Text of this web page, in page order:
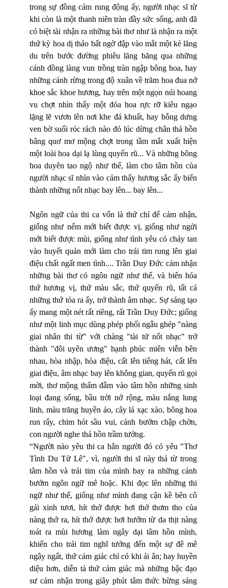
trong sự đồng cảm rung động ấy, người nhạc sĩ từ
khi còn là một thanh niên tràn đầy sức sống, anh đã
có biệt tài nhận ra những bài thơ như là nhận ra một
thứ kỳ hoa dị thảo bất ngờ đập vào mắt một kẻ lãng
du trên bước đường phiêu lãng băng qua những
cánh đồng làng vun trồng tràn ngập bông hoa, hay
những cánh rừng trong độ xuân về trăm hoa đua nở
khoe sắc khoe hương, hay trên một ngọn núi hoang
vu chợt nhìn thấy một đóa hoa rực rỡ kiêu ngạo
lặng lẽ vươn lên nơi khe đá khuất, hay bỗng dưng
ven bờ suối róc rách nào đó lúc dừng chân thả hồn
bâng quơ mơ mộng chợt trong tầm mắt xuất hiện
một loài hoa dại lạ lùng quyến rũ... Và những bông
hoa duyên tao ngộ như thế, làm cho tâm hồn của
người nhạc sĩ nhìn vào cảm thấy hương sắc ấy biến
thành những nốt nhạc bay lên... bay lên...
Ngôn ngữ của thi ca vốn là thứ chỉ để cảm nhận,
giống như nếm mới biết được vị, giống như ngửi
mới biết được mùi, giống như tình yêu có chảy tan
vào huyết quản mới làm cho trái tim rung lên giai
điệu chất ngất men tình.... Trần Duy Đức cảm nhận
những bài thơ có ngôn ngữ như thế, và biến hóa
thứ hương vị, thứ màu sắc, thứ quyến rũ, tất cả
những thứ tỏa ra ấy, trở thành âm nhạc. Sự sáng tạo
ấy mang một nét rất riêng, rất Trần Duy Đức; giống
như một linh mục dùng phép phối ngẫu ghép "nàng
giai nhân thi từ" với chàng "tài tử nốt nhạc" trở
thành "đôi uyên ương" hạnh phúc miên viễn bên
nhau, hòa nhập, hòa điệu, cất lên tiếng hát, cất lên
giai điệu, âm nhạc bay lên không gian, quyến rũ gọi
mời, thơ mộng thấm đẫm vào tâm hồn những sinh
loại đang sống, bầu trời nở rộng, màu nắng lung
linh, màu trăng huyền ảo, cây lá xạc xào, bông hoa
run rẩy, chim hót sầu vui, cánh bướm chập chờn,
con người nghe thả hồn trầm tưởng.
“Người nào yêu thi ca hẳn người đó có yêu "Thơ
Tình Du Tử Lê", vì, người thi sĩ này thả từ trong
tâm hồn và trái tim của mình bay ra những cánh
bướm ngôn ngữ mê hoặc. Khi đọc lên những thi
ngữ như thế, giống như mình đang cận kề bên cô
gái xinh tươi, hít thở được hơi thở thơm tho của
nàng thở ra, hít thở được hơi hướm từ da thịt nàng
toát ra mùi hương làm ngây dại tâm hồn mình,
khiến cho trái tim nghĩ tưởng đến một sự đê mê
ngây ngất, thứ cảm giác chỉ có khi ái ân; hay huyền
diệu hơn, diễn tả thứ cảm giác mà những bậc đạo
sư cảm nhận trong giây phút tâm thức bừng sáng